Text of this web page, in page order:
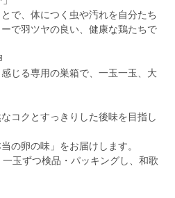
で、体につく虫や汚れを自分たち
で羽ツヤの良い、健康な鶏たちで
じる専用の巣箱で、一玉一玉、大
コクとすっきりした後味を目指し
の卵の味」をお届けします。
玉ずつ検品・パッキングし、和歌